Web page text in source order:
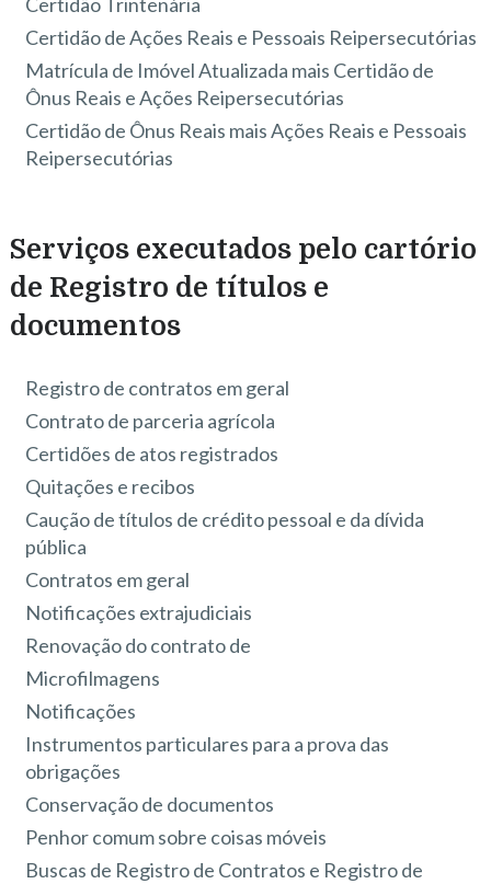
Certidão de Ações Reais e Pessoais Reipersecutórias
Matrícula de Imóvel Atualizada mais Certidão de
Ônus Reais e Ações Reipersecutórias
Certidão de Ônus Reais mais Ações Reais e Pessoais
Reipersecutórias
Serviços executados pelo cartório
de Registro de títulos e
documentos
Registro de contratos em geral
Contrato de parceria agrícola
Certidões de atos registrados
Quitações e recibos
Caução de títulos de crédito pessoal e da dívida
pública
Contratos em geral
Notificações extrajudiciais
Renovação do contrato de
Microfilmagens
Notificações
Instrumentos particulares para a prova das
obrigações
Conservação de documentos
Penhor comum sobre coisas móveis
Buscas de Registro de Contratos e Registro de